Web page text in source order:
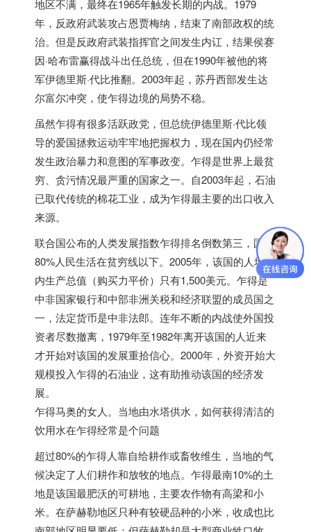
地区不满，最终在1965年触发长期的内战。1979
年，反政府武装攻占恩贾梅纳，结束了南部政权的统
治。但是反政府武装指挥官之间发生内讧，结果侯赛
因·哈布雷赢得战斗出任总统，但在1990年被他的将
军伊德里斯·代比推翻。2003年起，苏丹西部发生达
尔富尔冲突，使乍得边境的局势不稳。
虽然乍得有很多活跃政党，但总统伊德里斯·代比领
导的爱国拯救运动牢牢地把握权力，现在国内仍经常
发生政治暴力和意图的军事政变。乍得是世界上最贫
穷、贪污情况最严重的国家之一。自2003年起，石油
已取代传统的棉花工业，成为乍得最主要的出口收入
来源。
联合国公布的人类发展指数乍得排名倒数第三，国内
80%人民生活在贫穷线以下。2005年，该国的人均国
内生产总值（购买力平价）只有1,500美元。乍得是
中非国家银行和中部非洲关税和经济联盟的成员国之
一，法定货币是中非法郎。连年不断的内战使外国投
资者尽数撤离，1979年至1982年离开该国的人近来
才开始对该国的发展重拾信心。2000年，外资开始大
规模投入乍得的石油业，这有助推动该国的经济发
展。
乍得马奥的女人。当地由水塔供水，如何获得清洁的
饮用水在乍得经常是个问题
超过80%的乍得人靠自给耕作或畜牧维生，当地的气
候决定了人们耕作和放牧的地点。乍得最南10%的土
地是该国最肥沃的可耕地，主要农作物有高梁和小
米。在萨赫勒地区只种有较硬品种的小米，收成也比